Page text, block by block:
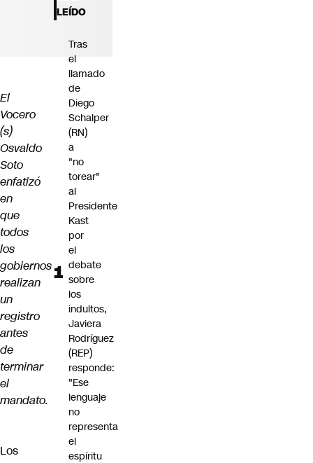
El
Vocero
(s)
Osvaldo
Soto
enfatizó
en
que
todos
los
gobiernos
realizan
un
registro
antes
de
terminar
el
mandato.
Los
LEÍDO
Tras
el
llamado
de
Diego
Schalper
(RN)
a
"no
torear"
al
Presidente
Kast
por
el
debate
sobre
los
indultos,
Javiera
Rodríguez
(REP)
responde:
"Ese
lenguaje
no
representa
el
espíritu